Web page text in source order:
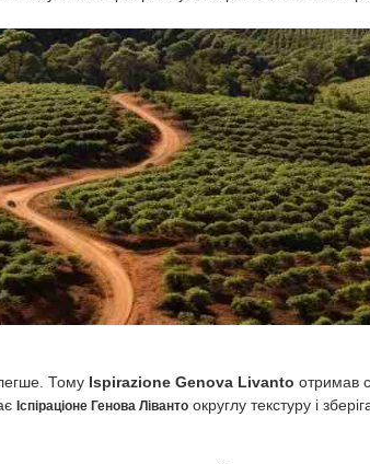
легше. Тому Ispirazione Genova Livanto отримав
Іспіраціоне Генова Ліванто округлу текстуру і